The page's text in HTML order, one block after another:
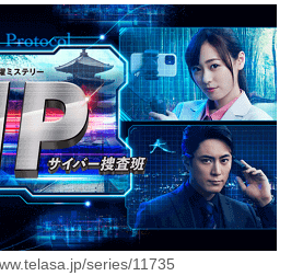
series/11735